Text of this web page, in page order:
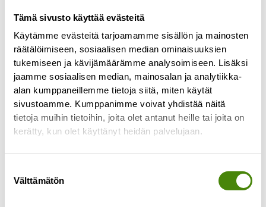
Tämä sivusto käyttää evästeitä
Käytämme evästeitä tarjoamamme sisällön ja mainosten
räätälöimiseen, sosiaalisen median ominaisuuksien
tukemiseen ja kävijämäärämme analysoimiseen. Lisäksi
jaamme sosiaalisen median, mainosalan ja analytiikka-
alan kumppaneillemme tietoja siitä, miten käytät
sivustoamme. Kumppanimme voivat yhdistää näitä
tietoja muihin tietoihin, joita olet antanut heille tai joita on
kerätty, kun olet käyttänyt heidän palvelujaan.
valinta
Välttämätön